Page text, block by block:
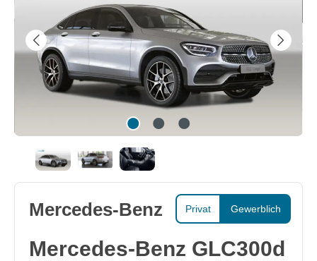
Privat Gewerblich
Mercedes-Benz
Mercedes-Benz GLC300d